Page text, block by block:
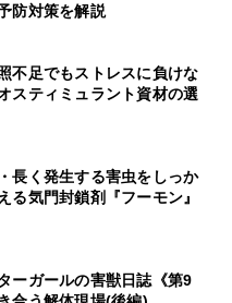
防対策を解説
不足でもストレスに負けな
スティミュラント資材の選
長く発生する害虫をしっか
る気門封鎖剤『フーモン』
ーガールの害獣日誌《第9